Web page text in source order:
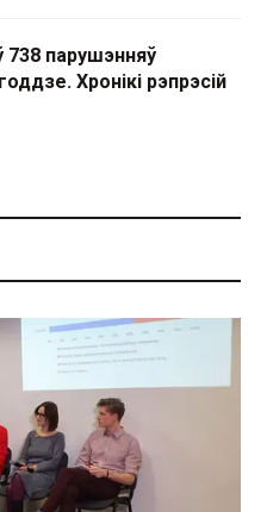
738 парушэнняў
Хронікі рэпрэсій